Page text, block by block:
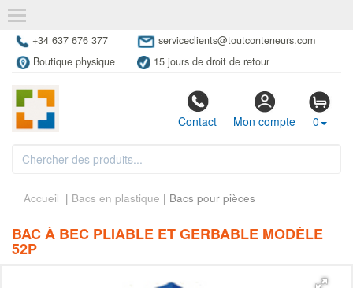
+34 637 676 377
serviceclients@toutconteneurs.com
Boutique physique
15 jours de droit de retour
Contact Mon compte 0
Accueil | Bacs en plastique | Bacs pour pièces
BAC À BEC PLIABLE ET GERBABLE MODÈLE
52P